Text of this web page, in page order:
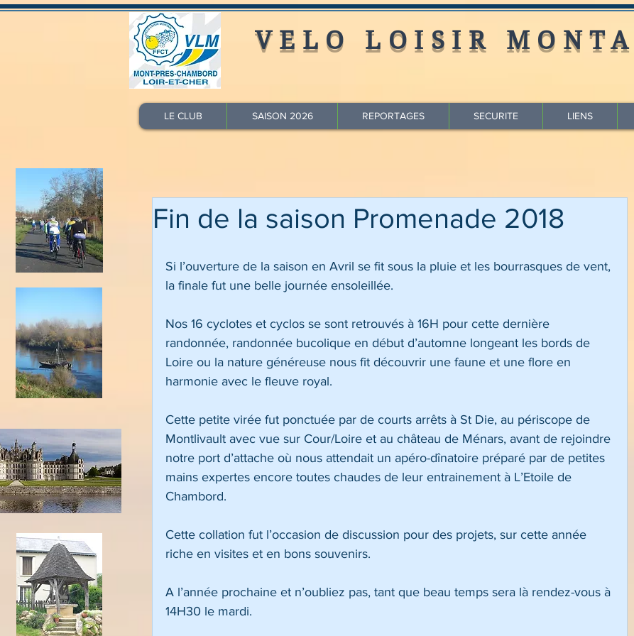
VELO LOISIR
LE CLUB SAISON 2026 REPORTAGES SECURITE LIENS
Fin de la saison Promenade 2018
Si l’ouverture de la saison en Avril se fit sous la pluie et les bourrasques de vent,
la finale fut une belle journée ensoleillée.
Nos 16 cyclotes et cyclos se sont retrouvés à 16H pour cette dernière
randonnée, randonnée bucolique en début d’automne longeant les bords de
Loire ou la nature généreuse nous fit découvrir une faune et une flore en
harmonie avec le fleuve royal.
Cette petite virée fut ponctuée par de courts arrêts à St Die, au périscope de
Montlivault avec vue sur Cour/Loire et au château de Ménars, avant de rejoindre
notre port d’attache où nous attendait un apéro-dînatoire préparé par de petites
mains expertes encore toutes chaudes de leur entrainement à L’Etoile de
Chambord.
Cette collation fut l’occasion de discussion pour des projets, sur cette année
riche en visites et en bons souvenirs.
A l’année prochaine et n’oubliez pas, tant que beau temps sera là rendez-vous à
14H30 le mardi.